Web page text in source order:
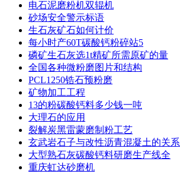
电石泥磨粉机双辊机
砂场安全警示标语
生石灰矿石如何计价
每小时产60T碳酸钙粉碎站5
磷矿生石灰选1t精矿所需原矿的量
全国各种微粉磨图片和结构
PCL1250锆石预粉磨
矿物加工工程
13的粉碳酸钙料多少钱一吨
大理石的应用
裂解炭黑雷蒙磨制粉工艺
玄武岩石子与改性沥青混凝土的关系
大型熟石灰碳酸钙料研磨生产线全
重庆虹达砂磨机